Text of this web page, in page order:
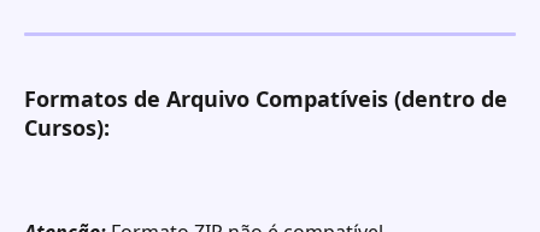
Formatos de Arquivo Compatíveis (dentro de
Cursos):